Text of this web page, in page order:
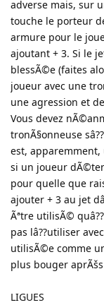
adverse mais, sur
touche le porteur
armure pour le
ajoutant + 3. Si le
blessÃ©e (faites
joueur avec une
une agression et
Vous devez
tronÃ§onneuse
est,
si un joueur
pour quelle que
ajouter + 3 au jet
Ãªtre utilisÃ©
pas lâ??utiliser
utilisÃ©e comme
plus bouger
LIGUES